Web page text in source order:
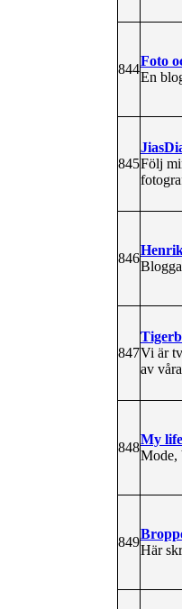
844
Foto
En
845Följ
846
847Vi är
av
848
My
Mode,
849
Här